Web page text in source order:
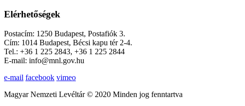
Elérhetőségek
Postacím: 1250 Budapest, Postafiók 3.
Cím: 1014 Budapest, Bécsi kapu tér 2-4.
Tel.: +36 1 225 2843, +36 1 225 2844
E-mail: info@mnl.gov.hu
e-mail facebook vimeo
Magyar Nemzeti Levéltár © 2020 Minden jog fenntartva